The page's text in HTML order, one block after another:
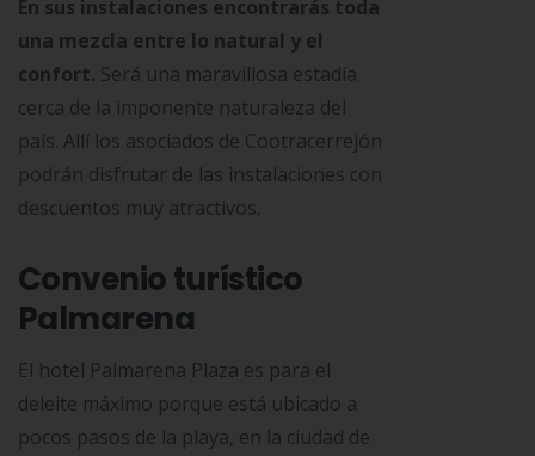
En sus instalaciones encontrarás toda
una mezcla entre lo natural y el
confort. Será una maravillosa estadía
cerca de la imponente naturaleza del
país. Allí los asociados de Cootracerrejón
podrán disfrutar de las instalaciones con
descuentos muy atractivos.
Convenio turístico
Palmarena
El hotel Palmarena Plaza es para el
deleite máximo porque está ubicado a
pocos pasos de la playa, en la ciudad de